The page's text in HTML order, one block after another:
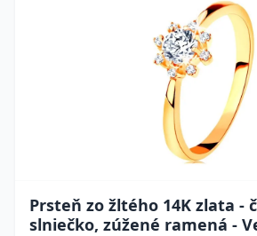
Prsteň zo žltého 14K zlata -
slniečko, zúžené ramená -